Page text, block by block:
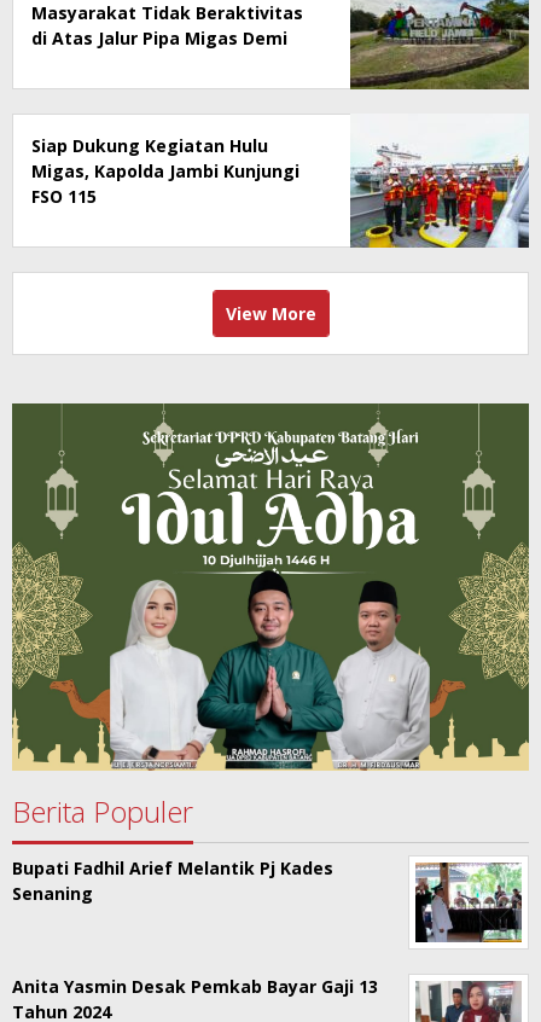
Masyarakat Tidak Beraktivitas
di Atas Jalur Pipa Migas Demi
Siap Dukung Kegiatan Hulu
Migas, Kapolda Jambi Kunjungi
FSO 115
View More
Berita Populer
Bupati Fadhil Arief Melantik Pj Kades
Senaning
Anita Yasmin Desak Pemkab Bayar Gaji 13
Tahun 2024